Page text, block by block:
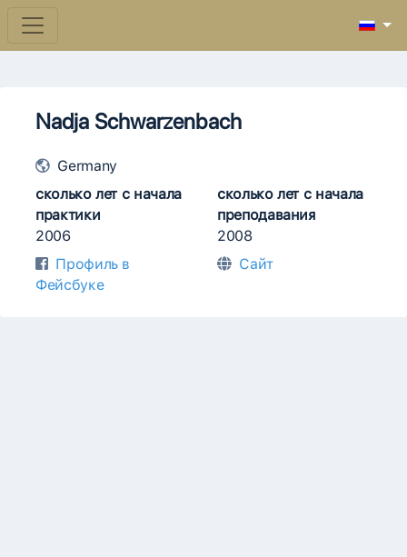
Nadja Schwarzenbach
Germany
сколько лет с начала
практики
2006
сколько лет с начала
преподавания
2008
Профиль в
Фейсбуке
Сайт